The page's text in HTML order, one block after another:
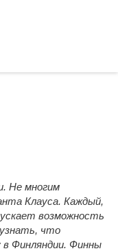
Не многим
Клауса. Каждый,
возможность
что
в Финляндии. Финны